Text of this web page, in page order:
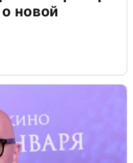
новой